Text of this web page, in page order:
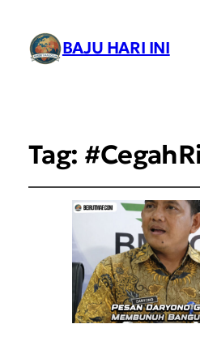
BAJU HARI INI
Tag: